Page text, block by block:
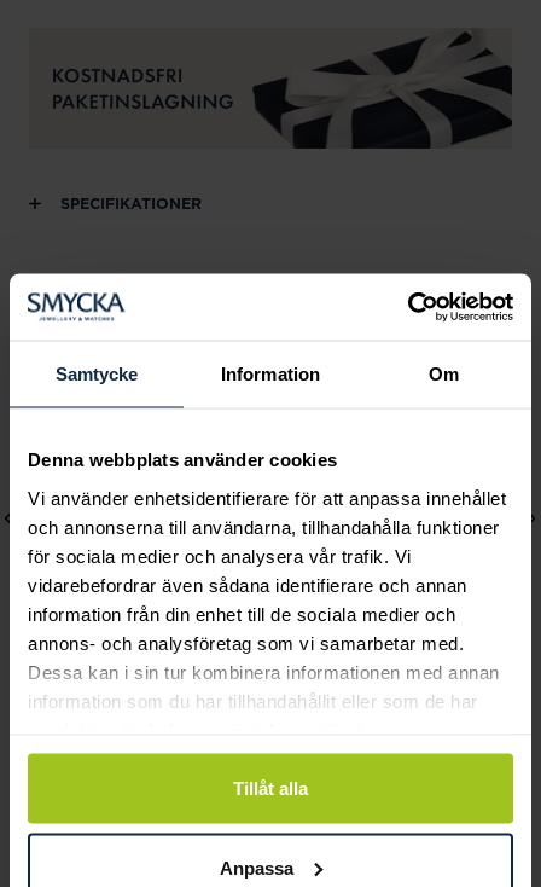
Samtycke Information Om
Denna webbplats använder cookies
Vi använder enhetsidentifierare för att anpassa innehållet
och annonserna till användarna, tillhandahålla funktioner
för sociala medier och analysera vår trafik. Vi
vidarebefordrar även sådana identifierare och annan
information från din enhet till de sociala medier och
annons- och analysföretag som vi samarbetar med.
Dessa kan i sin tur kombinera informationen med annan
information som du har tillhandahållit eller som de har
Tillåt alla
Anpassa
SPECIFIKATIONER
Andra köpte också
Lily and Rose
Ivory
Mockberg
Pris:1 999 kr
1 999 kr